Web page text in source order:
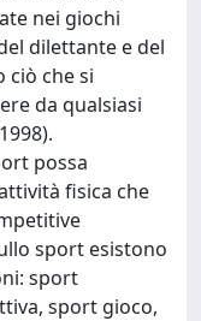
nei giochi
dilettante e del
ciò che si
da qualsiasi
possa
fisica che
sport esistono
sport
sport gioco,